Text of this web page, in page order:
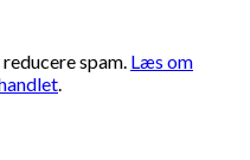
spam. Læs om
.